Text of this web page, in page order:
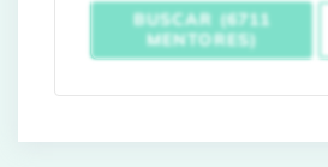
BUSCAR (6711
MENTORES)